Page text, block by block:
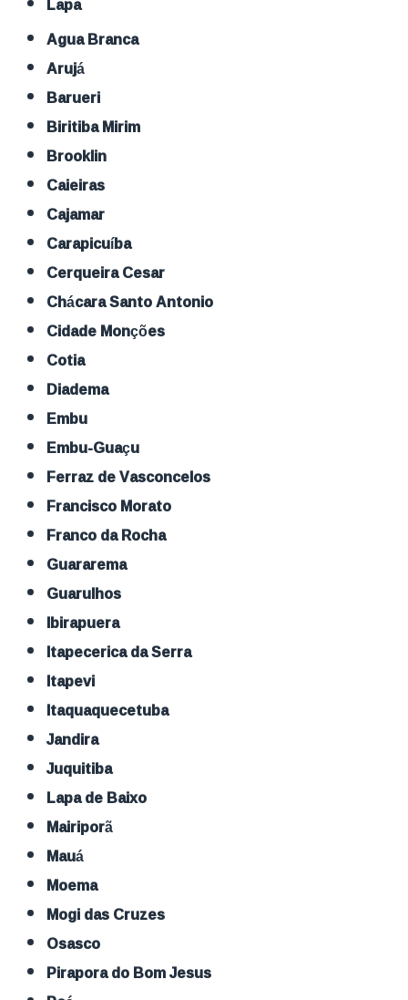
Agua Branca
Arujá
Barueri
Biritiba Mirim
Brooklin
Caieiras
Cajamar
Carapicuíba
Cerqueira Cesar
Chácara Santo Antonio
Cidade Monções
Cotia
Diadema
Embu
Embu-Guaçu
Ferraz de Vasconcelos
Francisco Morato
Franco da Rocha
Guararema
Guarulhos
Ibirapuera
Itapecerica da Serra
Itapevi
Itaquaquecetuba
Jandira
Juquitiba
Lapa de Baixo
Mairiporã
Mauá
Moema
Mogi das Cruzes
Osasco
Pirapora do Bom Jesus